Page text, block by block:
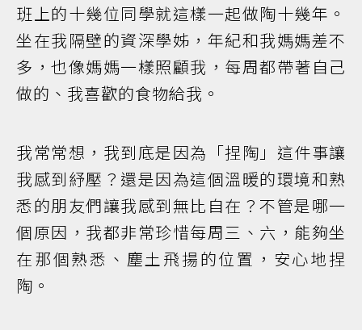
班上的十幾位同學就這樣一起做陶十幾年。
坐在我隔壁的資深學姊，年紀和我媽媽差不
多，也像媽媽一樣照顧我，每周都帶著自己
做的、我喜歡的食物給我。
我常常想，我到底是因為「捏陶」這件事讓
我感到紓壓？還是因為這個溫暖的環境和熟
悉的朋友們讓我感到無比自在？不管是哪一
個原因，我都非常珍惜每周三、六，能夠坐
在那個熟悉、塵土飛揚的位置，安心地捏
陶。